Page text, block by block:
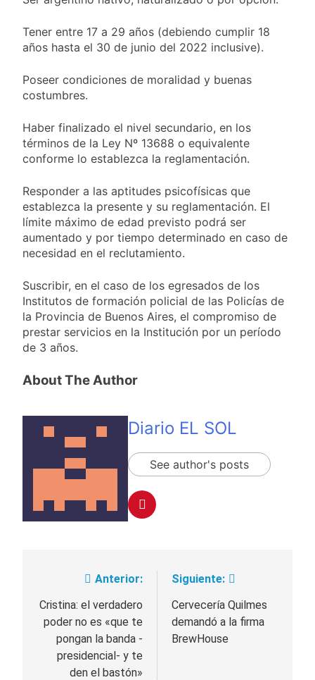
Privada: hubo
detenidos y
enfrentamientos
1 Día Atrás
pedido para
suspender el juicio
1 Día Atrás
Florencio Varela
despide del AMBA:
cuándo dejará de
llover y llega una ola
de frío con mínimas
1 Día Atrás
Kicillof marchó
Propiedad Privada de
Milei
1 Día Atrás
Renunció el
subsecretario de
Seguridad de
Quilmes, Hernán
Ocampo, tras la
privados
2 Días Atrás
Candela Arizaga
«brote psicótico» por
consumo con
Facundo Moyano
2 Días Atrás
La Libertad Avanza
consiguió la mayoría
y rechazó el pedido
del peronismo de
2 Días Atrás
fiesta de San
Cayetano
2 Días Atrás
La Línea 148 pasó a
ser operada por La
Central de Vicente
López
2 Días Atrás
Tener entre 17 a 29 años (debiendo cumplir 18
años hasta el 30 de junio del 2022 inclusive).​
Poseer condiciones de moralidad y buenas
costumbres.
Haber finalizado el nivel secundario, en los
términos de la Ley Nº 13688 o equivalente
conforme lo establezca la reglamentación.
Responder a las aptitudes psicofísicas que
establezca la presente y su reglamentación. El
límite máximo de edad previsto podrá ser
aumentado y por tiempo determinado en caso de
necesidad en el reclutamiento.
Suscribir, en el caso de los egresados de los
Institutos de formación policial de las Policías de
la Provincia de Buenos Aires, el compromiso de
prestar servicios en la Institución por un período
de 3 años.
About The Author
Diario EL SOL
See author's posts
Navegación
de
entradas
Anterior:
Cristina: el verdadero
poder no es «que te
pongan la banda -
presidencial- y te
den el bastón»
Siguiente:
Cervecería Quilmes
demandó a la firma
BrewHouse